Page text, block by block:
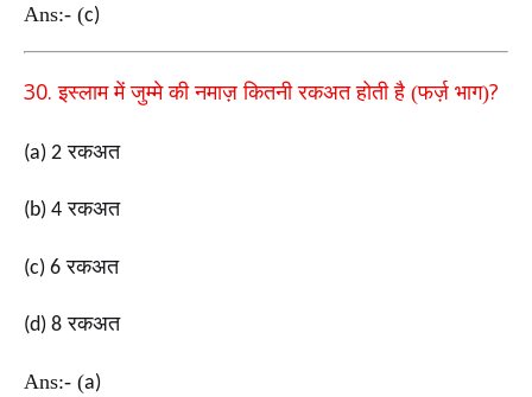
Ans:- (c)
30.इस्लाम में जुम्मे की नमाज़ कितनी रकअत होती है (फर्ज़ भाग)?
(a) 2 रकअत
(b) 4 रकअत
(c) 6 रकअत
(d) 8 रकअत
Ans:- (a)